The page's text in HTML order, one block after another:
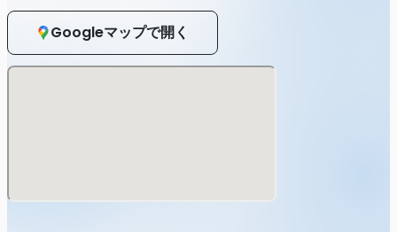
Googleマップで開く